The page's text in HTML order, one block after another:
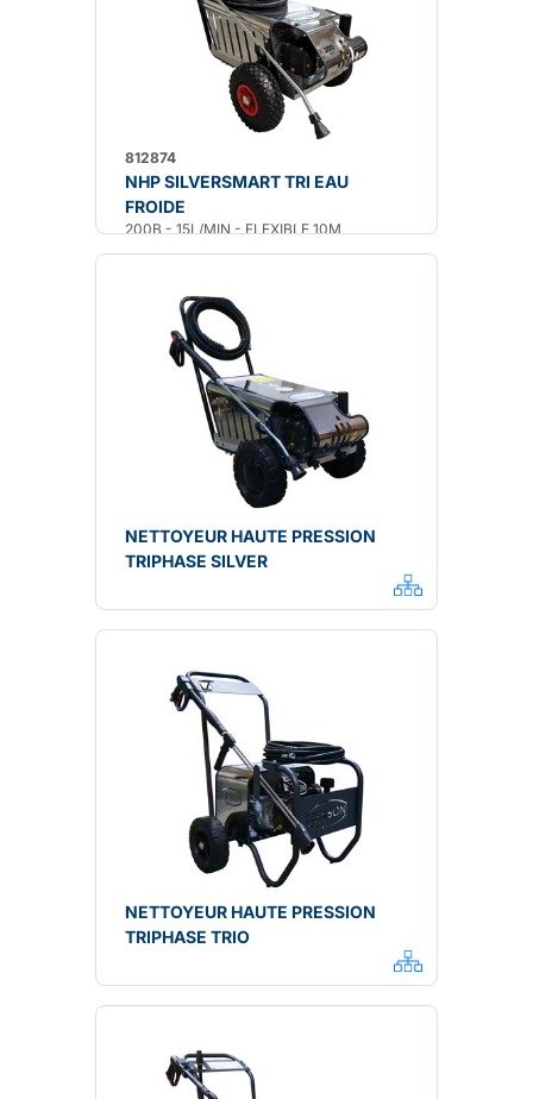
812874
NHP SILVERSMART TRI EAU
FROIDE
200B - 15L/MIN - FLEXIBLE 10M
NETTOYEUR HAUTE PRESSION
TRIPHASE SILVER
NETTOYEUR HAUTE PRESSION
TRIPHASE TRIO